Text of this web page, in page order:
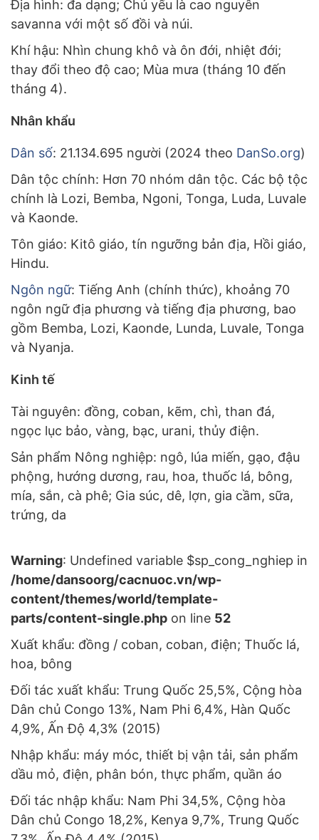
Địa hình: đa dạng; Chủ yếu là cao nguyên
savanna với một số đồi và núi.
Khí hậu: Nhìn chung khô và ôn đới, nhiệt đới;
thay đổi theo độ cao; Mùa mưa (tháng 10 đến
tháng 4).
Nhân khẩu
Dân số: 21.134.695 người (2024 theo DanSo.org)
Dân tộc chính: Hơn 70 nhóm dân tộc. Các bộ tộc
chính là Lozi, Bemba, Ngoni, Tonga, Luda, Luvale
và Kaonde.
Tôn giáo: Kitô giáo, tín ngưỡng bản địa, Hồi giáo,
Hindu.
Ngôn ngữ: Tiếng Anh (chính thức), khoảng 70
ngôn ngữ địa phương và tiếng địa phương, bao
gồm Bemba, Lozi, Kaonde, Lunda, Luvale, Tonga
và Nyanja.
Kinh tế
Tài nguyên: đồng, coban, kẽm, chì, than đá,
ngọc lục bảo, vàng, bạc, urani, thủy điện.
Sản phẩm Nông nghiệp: ngô, lúa miến, gạo, đậu
phộng, hướng dương, rau, hoa, thuốc lá, bông,
mía, sắn, cà phê; Gia súc, dê, lợn, gia cầm, sữa,
trứng, da
Warning: Undefined variable $sp_cong_nghiep in
/home/dansoorg/cacnuoc.vn/wp-
content/themes/world/template-
parts/content-single.php on line 52
Xuất khẩu: đồng / coban, coban, điện; Thuốc lá,
hoa, bông
Đối tác xuất khẩu: Trung Quốc 25,5%, Cộng hòa
Dân chủ Congo 13%, Nam Phi 6,4%, Hàn Quốc
4,9%, Ấn Độ 4,3% (2015)
Nhập khẩu: máy móc, thiết bị vận tải, sản phẩm
dầu mỏ, điện, phân bón, thực phẩm, quần áo
Đối tác nhập khẩu: Nam Phi 34,5%, Cộng hòa
Dân chủ Congo 18,2%, Kenya 9,7%, Trung Quốc